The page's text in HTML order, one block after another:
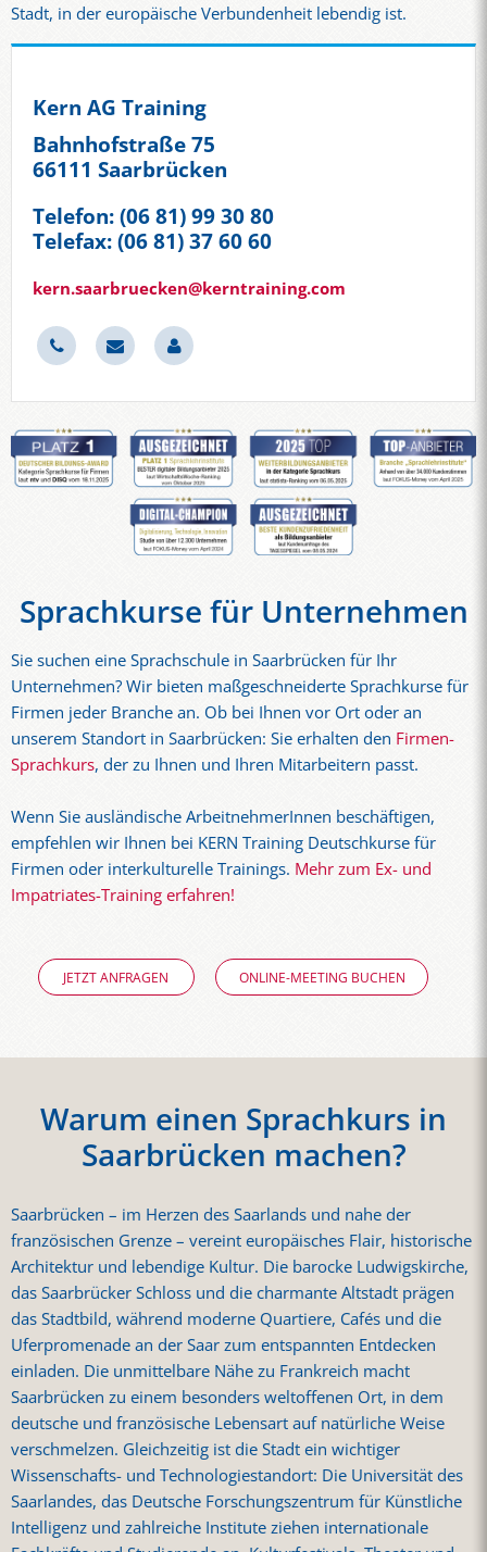
Stadt, in der europäische Verbundenheit lebendig ist.
Kern AG Training
Bahnhofstraße 75
66111 Saarbrücken
Telefon: (06 81) 99 30 80
Telefax: (06 81) 37 60 60
kern.saarbruecken@kerntraining.com
Sprachkurse für Unternehmen
Sie suchen eine Sprachschule in Saarbrücken für Ihr
Unternehmen? Wir bieten maßgeschneiderte Sprachkurse für
Firmen jeder Branche an. Ob bei Ihnen vor Ort oder an
unserem Standort in Saarbrücken: Sie erhalten den Firmen-
Sprachkurs, der zu Ihnen und Ihren Mitarbeitern passt.
Wenn Sie ausländische ArbeitnehmerInnen beschäftigen,
empfehlen wir Ihnen bei KERN Training Deutschkurse für
Firmen oder interkulturelle Trainings. Mehr zum Ex- und
Impatriates-Training erfahren!
JETZT ANFRAGEN ONLINE-MEETING BUCHEN
Warum einen Sprachkurs in
Saarbrücken machen?
Saarbrücken – im Herzen des Saarlands und nahe der
französischen Grenze – vereint europäisches Flair, historische
Architektur und lebendige Kultur. Die barocke Ludwigskirche,
das Saarbrücker Schloss und die charmante Altstadt prägen
das Stadtbild, während moderne Quartiere, Cafés und die
Uferpromenade an der Saar zum entspannten Entdecken
einladen. Die unmittelbare Nähe zu Frankreich macht
Saarbrücken zu einem besonders weltoffenen Ort, in dem
deutsche und französische Lebensart auf natürliche Weise
verschmelzen. Gleichzeitig ist die Stadt ein wichtiger
Wissenschafts- und Technologiestandort: Die Universität des
Saarlandes, das Deutsche Forschungszentrum für Künstliche
Intelligenz und zahlreiche Institute ziehen internationale